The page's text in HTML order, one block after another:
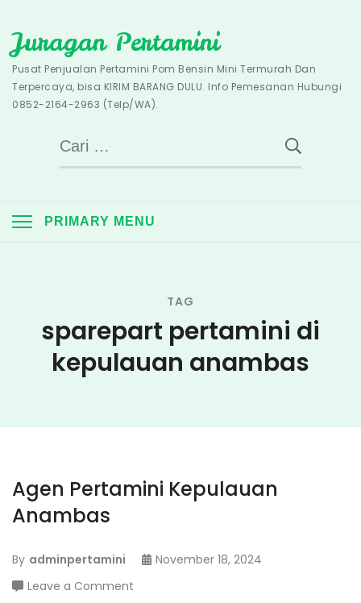
to
content
Juragan Pertamini
Pusat Penjualan Pertamini Pom Bensin Mini Termurah Dan
Terpercaya, bisa KIRIM BARANG DULU. Info Pemesanan Hubungi
0852-2164-2963 (Telp/WA).
Cari
untuk:
PRIMARY MENU
TAG
sparepart pertamini di
kepulauan anambas
Agen Pertamini Kepulauan
Anambas
By adminpertamini
November 18, 2024
Leave a Comment